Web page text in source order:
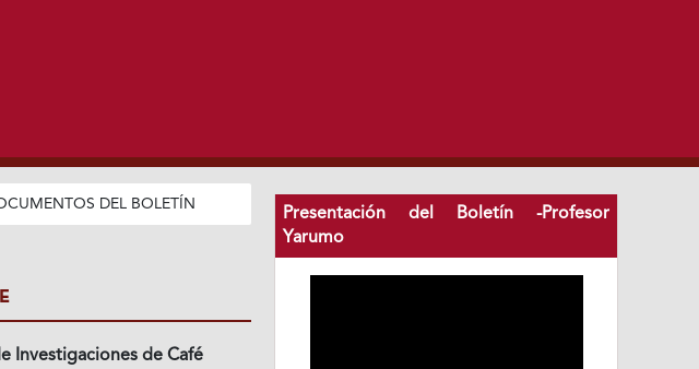
DEL BOLETÍN
Investigaciones de Café
Presentación del Boletín -Profesor
Yarumo